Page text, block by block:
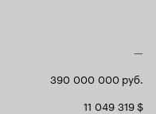
—
390 000 000 руб.
11 049 319 $